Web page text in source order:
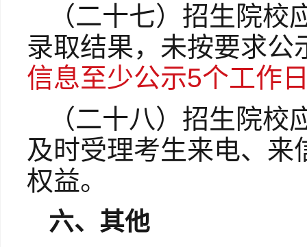
（二十七）招生院
录取结果，未按要求公
信息至少公示5个工作
（二十八）招生院
及时受理考生来电、
权益。
六、其他